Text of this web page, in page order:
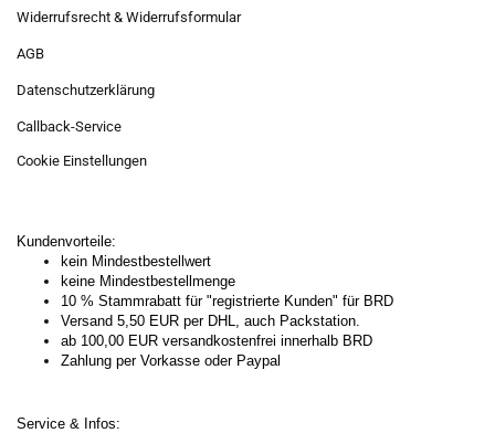
Widerrufsrecht & Widerrufsformular
AGB
Datenschutzerklärung
Callback-Service
Cookie Einstellungen
Kundenvorteile:
kein Mindestbestellwert
keine Mindestbestellmenge
10 % Stammrabatt für "registrierte Kunden" für BRD
Versand 5,50 EUR per DHL, auch Packstation.
ab 100,00 EUR versandkostenfrei innerhalb BRD
Zahlung per Vorkasse oder Paypal
Service & Infos: